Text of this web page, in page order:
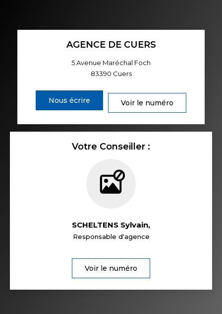
AGENCE DE CUERS
5 Avenue Maréchal Foch
83390 Cuers
Nous écrire Voir le numéro
Votre Conseiller :
SCHELTENS Sylvain,
Responsable d'agence
Voir le numéro